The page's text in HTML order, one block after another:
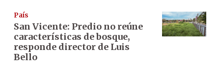
País
San Vicente: Predio no reúne
características de bosque,
responde director de Luis
Bello